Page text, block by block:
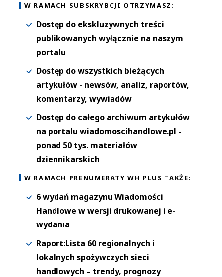
W RAMACH SUBSKRYBCJI OTRZYMASZ:
Dostęp do ekskluzywnych treści
publikowanych wyłącznie na naszym
portalu
Dostęp do wszystkich bieżących
artykułów - newsów, analiz, raportów,
komentarzy, wywiadów
Dostęp do całego archiwum artykułów
na portalu wiadomoscihandlowe.pl -
ponad 50 tys. materiałów
dziennikarskich
W RAMACH PRENUMERATY WH PLUS TAKŻE:
6 wydań magazynu Wiadomości
Handlowe w wersji drukowanej i e-
wydania
Raport:Lista 60 regionalnych i
lokalnych spożywczych sieci
handlowych – trendy, prognozy